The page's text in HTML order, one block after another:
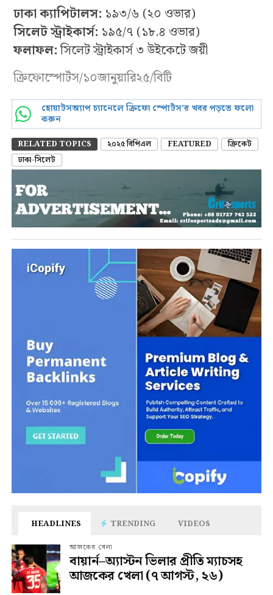
ঢাকা ক্যাপিটালস: ১৯৩/৬ (২০ ওভার)
সিলেট স্ট্রাইকার্স: ১৯৫/৭ (১৮.৪ ওভার)
ফলাফল:সিলেট স্ট্রাইকার্স ৩ উইকেটে জয়ী
ক্রিফোস্পোর্টস/১০জানুয়ারি২৫/বিটি
হোয়াটসঅ্যাপ চ্যানেলে ক্রিফো স্পোর্টস’র খবর পড়তে ফলো
করুন
RELATED TOPICS ২০২৫ বিপিএল FEATURED
ক্রিকেট
ঢাকা-সিলেট
HEADLINES TRENDING VIDEOS
আজকের খেলা
বায়ার্ন–অ্যাস্টন ভিলার প্রীতি ম্যাচসহ
আজকের খেলা (৭ আগস্ট, ২৬)